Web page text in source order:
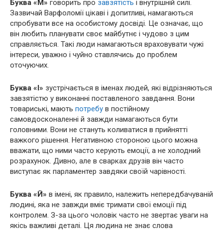
Буква «М» говорить про завзятість і внутрішній силі.
Зазвичай Варфоломії цікаві і допитливі, намагаються
спробувати все на особистому досвіді. Це означає, що
він любить планувати своє майбутнє і чудово з цим
справляється. Такі люди намагаються враховувати чужі
інтереси, уважно і чуйно ставлячись до проблем
оточуючих.
Буква «І» зустрічається в іменах людей, які відрізняються
завзятістю у виконанні поставленого завдання. Вони
товариські, мають потребу в постійному
самовдосконаленні й завжди намагаються бути
головними. Вони не стануть коливатися в прийнятті
важкого рішення. Негативною стороною цього можна
вважати, що ними часто керують емоції, а не холодний
розрахунок. Дивно, але в сварках друзів він часто
виступає як парламентер завдяки своїй чарівності.
Буква «Й» в імені, як правило, належить непередбачуваній
людині, яка не завжди вміє тримати свої емоції під
контролем. З-за цього чоловік часто не звертає уваги на
якісь важливі деталі. Ця людина не знає слова